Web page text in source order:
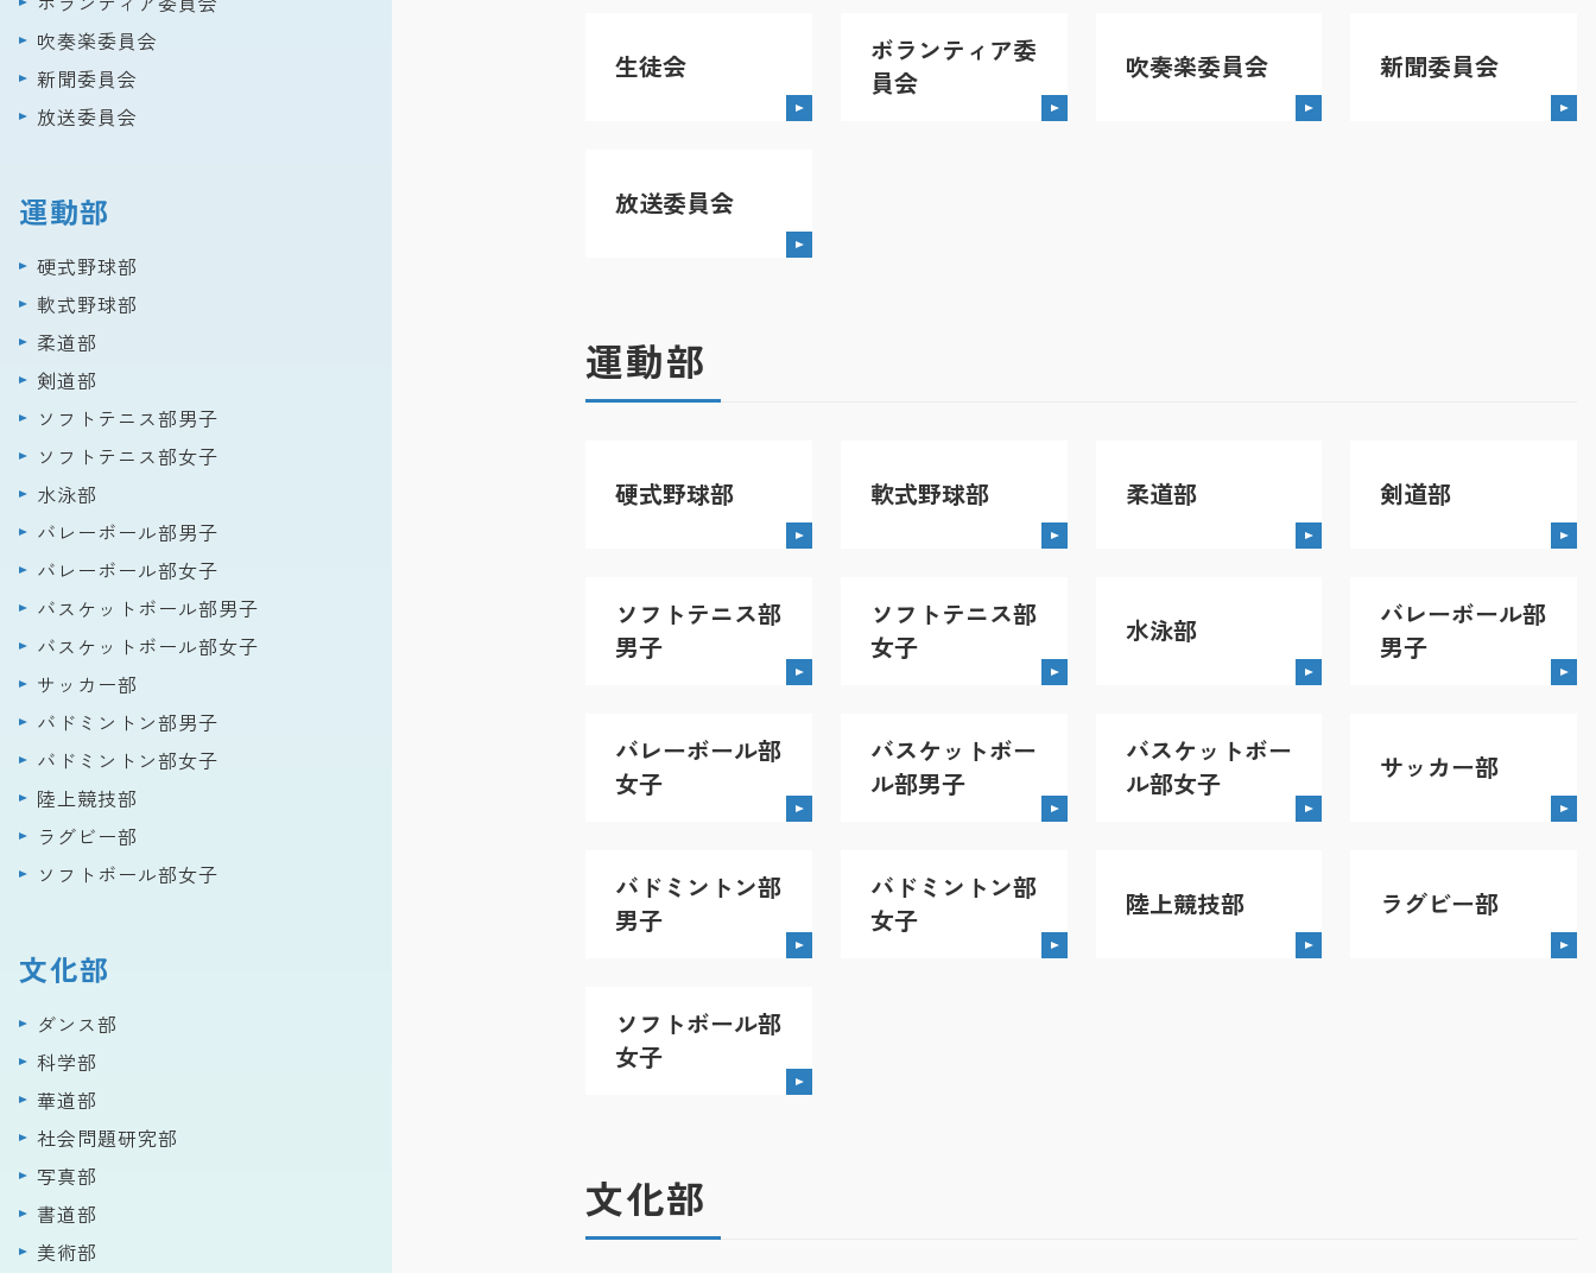
吹奏楽委員会
新聞委員会
放送委員会
運動部
硬式野球部
軟式野球部
柔道部
剣道部
ソフトテニス部男子
ソフトテニス部女子
水泳部
バレーボール部男子
バレーボール部女子
バスケットボール部男子
バスケットボール部女子
サッカー部
バドミントン部男子
バドミントン部女子
陸上競技部
ラグビー部
ソフトボール部女子
文化部
ダンス部
科学部
華道部
社会問題研究部
写真部
書道部
美術部
生徒会
ボランティア委
員会
吹奏楽委員会 新聞委員会
放送委員会
運動部
硬式野球部 軟式野球部 柔道部 剣道部
ソフトテニス部
男子
ソフトテニス部
女子
水泳部
バレーボール部
男子
バレーボール部
女子
バスケットボー
ル部男子
バスケットボー
ル部女子
サッカー部
バドミントン部
男子
バドミントン部
女子
陸上競技部 ラグビー部
ソフトボール部
女子
文化部